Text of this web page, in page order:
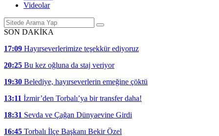
Videolar
SON DAKİKA
17:09 Hayırseverlerimize teşekkür ediyoruz
20:25 Bu kez oğluna da staj veriyor
19:30 Belediye, hayırseverlerin emeğine çöktü
13:11 İzmir’den Torbalı’ya bir transfer daha!
18:31 Sevda ve Çağan Dünyaevine Girdi
16:45 Torbalı İlçe Başkanı Bekir Özel